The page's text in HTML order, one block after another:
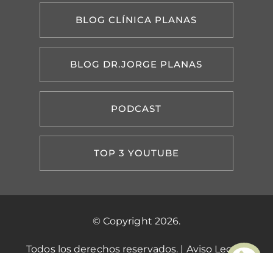
BLOG CLÍNICA PLANAS
BLOG DR.JORGE PLANAS
PODCAST
TOP 3 YOUTUBE
© Copyright 2026.
Todos los derechos reservados. | Aviso Legal|